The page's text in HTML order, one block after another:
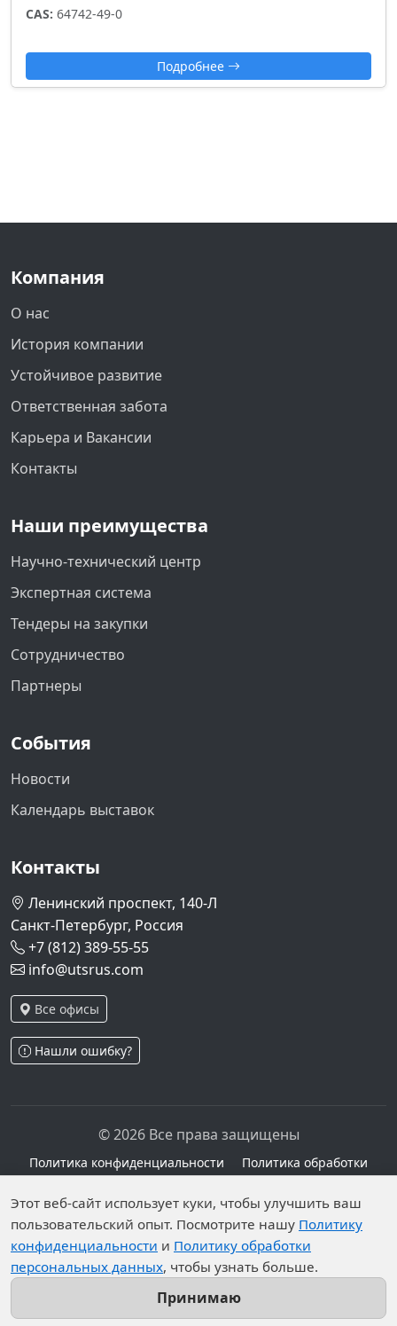
CAS: 64742-49-0
Подробнее
Компания
О нас
История компании
Устойчивое развитие
Ответственная забота
Карьера и Вакансии
Контакты
Наши преимущества
Научно-технический центр
Экспертная система
Тендеры на закупки
Сотрудничество
Партнеры
События
Новости
Календарь выставок
Контакты
Ленинский проспект, 140-Л
Санкт-Петербург, Россия
+7 (812) 389-55-55
info@utsrus.com
Все офисы
Нашли ошибку?
© 2026 Все права защищены
Политика конфиденциальности
Политика обработки
Персональные данные опубликованы на сайте при
наличии правовых оснований в соответствии с ч.1
ст.6 и ст.10.1 152-ФЗ. Субъектами установлены
запреты на обработку неограниченных кругом лиц
опубликованных персональных данных.
Этот веб-сайт использует куки, чтобы улучшить ваш
пользовательский опыт. Посмотрите нашу Политику
конфиденциальности и Политику обработки
персональных данных, чтобы узнать больше.
Принимаю